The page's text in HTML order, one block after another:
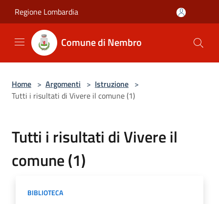
Regione Lombardia
Comune di Nembro
Home > Argomenti > Istruzione >
Tutti i risultati di Vivere il comune (1)
Tutti i risultati di Vivere il
comune (1)
BIBLIOTECA